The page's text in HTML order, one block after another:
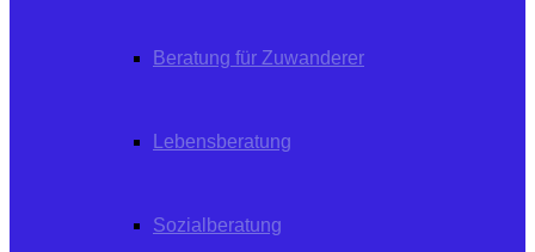
Beratung für Zuwanderer
Lebensberatung
Sozialberatung